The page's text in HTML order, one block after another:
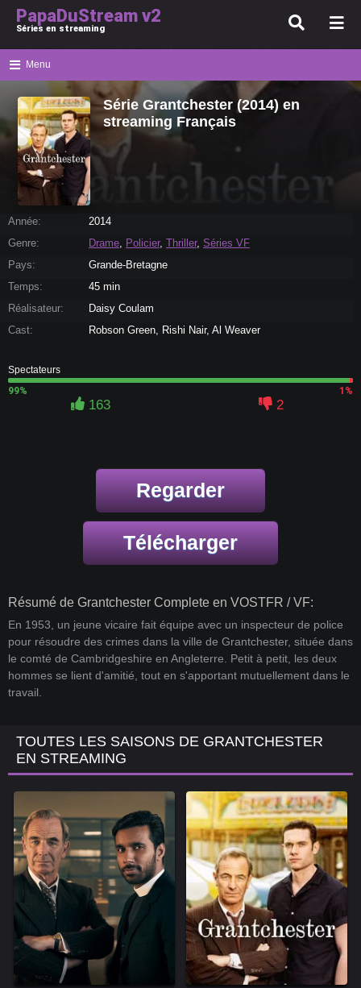
PapaDuStream v2
Séries en streaming
Menu
Série Grantchester (2014) en
streaming Français
Année:
2014
Genre:
Drame, Policier, Thriller, Séries VF
Pays:
Grande-Bretagne
Temps:
45 min
Réalisateur:
Daisy Coulam
Cast:
Robson Green, Rishi Nair, Al Weaver
Spectateurs
99%
1%
163 2
Regarder
Télécharger
Résumé de Grantchester Complete en VOSTFR / VF:
En 1953, un jeune vicaire fait équipe avec un inspecteur de police
pour résoudre des crimes dans la ville de Grantchester, située dans
le comté de Cambridgeshire en Angleterre. Petit à petit, les deux
hommes se lient d'amitié, tout en s'apportant mutuellement dans le
travail.
TOUTES LES SAISONS DE GRANTCHESTER
EN STREAMING